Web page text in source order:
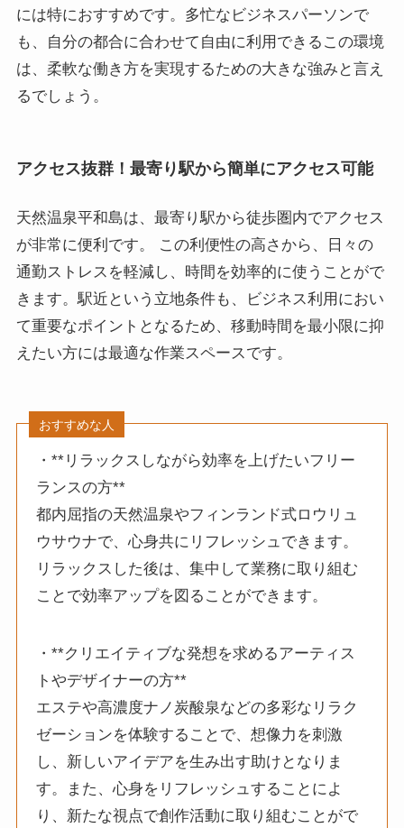
には特におすすめです。多忙なビジネスパーソンで
も、自分の都合に合わせて自由に利用できるこの環境
は、柔軟な働き方を実現するための大きな強みと言え
るでしょう。
アクセス抜群！最寄り駅から簡単にアクセス可能
天然温泉平和島は、最寄り駅から徒歩圏内でアクセス
が非常に便利です。 この利便性の高さから、日々の
通勤ストレスを軽減し、時間を効率的に使うことがで
きます。駅近という立地条件も、ビジネス利用におい
て重要なポイントとなるため、移動時間を最小限に抑
えたい方には最適な作業スペースです。
おすすめな人
・**リラックスしながら効率を上げたいフリー
ランスの方**
都内屈指の天然温泉やフィンランド式ロウリュ
ウサウナで、心身共にリフレッシュできます。
リラックスした後は、集中して業務に取り組む
ことで効率アップを図ることができます。
・**クリエイティブな発想を求めるアーティス
トやデザイナーの方**
エステや高濃度ナノ炭酸泉などの多彩なリラク
ゼーションを体験することで、想像力を刺激
し、新しいアイデアを生み出す助けとなりま
す。また、心身をリフレッシュすることによ
り、新たな視点で創作活動に取り組むことがで